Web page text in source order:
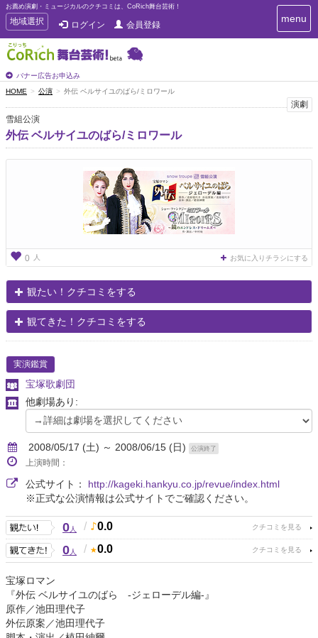
お薦め演劇・ミュージカルのクチコミは、CoRich舞台芸術！
T
o
g
g
e
n
a
v
i
g
地域選択 ログイン 会員登録
バナー広告お申込み
T
o
i
g
menu
HOME 公演 外伝 ベルサイユのばら/ミロワール
演劇
雪組公演
外伝 ベルサイユのばら/ミロワール
0 人 お気に入りチラシにする
観たい！クチコミをする
観てきた！クチコミをする
実演鑑賞
宝塚歌劇団
他劇場あり:
2008/05/17 (土) ～ 2008/06/15 (日) 公演終了
上演時間：
公式サイト： http://kageki.hankyu.co.jp/revue/index.html
※正式な公演情報は公式サイトでご確認ください。
0人 / 0.0
0人 / 0.0
宝塚ロマン
『外伝 ベルサイユのばら -ジェローデル編-』
原作／池田理代子
外伝原案／池田理代子